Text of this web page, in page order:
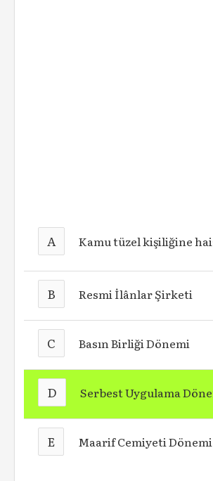
A Kamu tüzel kişiliğine
B Resmi İlânlar Şirketi
C Basın Birliği Dönemi
D Serbest Uygulama
E Maarif Cemiyeti Dönemi